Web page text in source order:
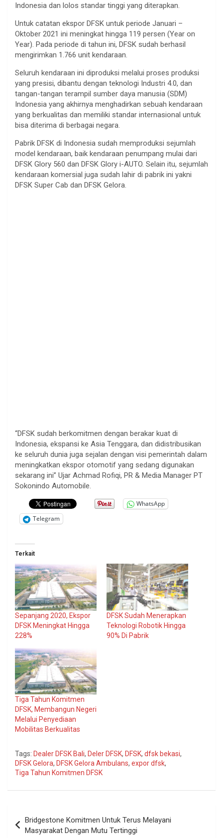
Indonesia dan lolos standar tinggi yang diterapkan.
Untuk catatan ekspor DFSK untuk periode Januari –
Oktober 2021 ini meningkat hingga 119 persen (Year on
Year). Pada periode di tahun ini, DFSK sudah berhasil
mengirimkan 1.766 unit kendaraan.
Seluruh kendaraan ini diproduksi melalui proses produksi
yang presisi, dibantu dengan teknologi Industri 4.0, dan
tangan-tangan terampil sumber daya manusia (SDM)
Indonesia yang akhirnya menghadirkan sebuah kendaraan
yang berkualitas dan memiliki standar internasional untuk
bisa diterima di berbagai negara.
Pabrik DFSK di Indonesia sudah memproduksi sejumlah
model kendaraan, baik kendaraan penumpang mulai dari
DFSK Glory 560 dan DFSK Glory i-AUTO. Selain itu, sejumlah
kendaraan komersial juga sudah lahir di pabrik ini yakni
DFSK Super Cab dan DFSK Gelora.
“DFSK sudah berkomitmen dengan berakar kuat di
Indonesia, ekspansi ke Asia Tenggara, dan didistribusikan
ke seluruh dunia juga sejalan dengan visi pemerintah dalam
meningkatkan ekspor otomotif yang sedang digunakan
sekarang ini” Ujar Achmad Rofiqi, PR & Media Manager PT
Sokonindo Automobile.
WhatsApp
Telegram
Terkait
Sepanjang 2020, Ekspor
DFSK Meningkat Hingga
228%
DFSK Sudah Menerapkan
Teknologi Robotik Hingga
90% Di Pabrik
Tiga Tahun Komitmen
DFSK, Membangun Negeri
Melalui Penyediaan
Mobilitas Berkualitas
Tags: Dealer DFSK Bali, Deler DFSK, DFSK, dfsk bekasi,
DFSK Gelora, DFSK Gelora Ambulans, expor dfsk,
Tiga Tahun Komitmen DFSK
pos
Bridgestone Komitmen Untuk Terus Melayani
Masyarakat Dengan Mutu Tertinggi